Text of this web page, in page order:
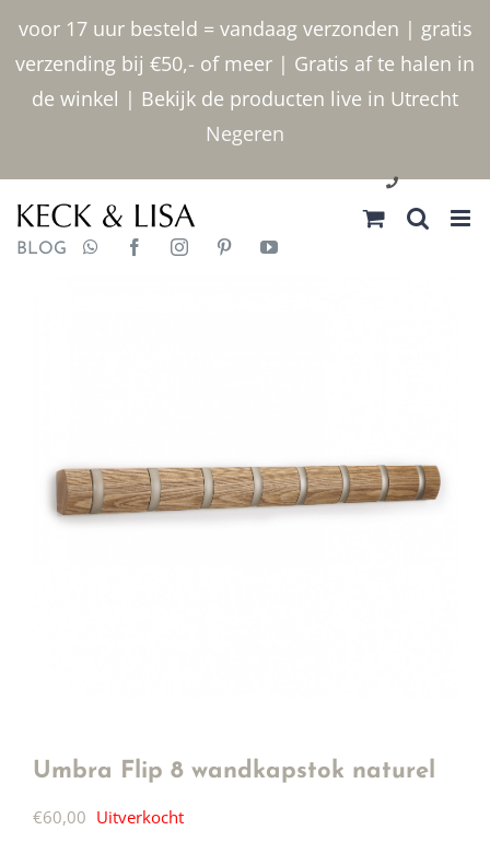
voor 17 uur besteld = vandaag verzonden | gratis
verzending bij €50,- of meer | Gratis af te halen in
de winkel | Bekijk de producten live in Utrecht
Negeren
inhoud
030 2400000
BLOG
Umbra Flip 8 wandkapstok naturel
€60,00 Uitverkocht